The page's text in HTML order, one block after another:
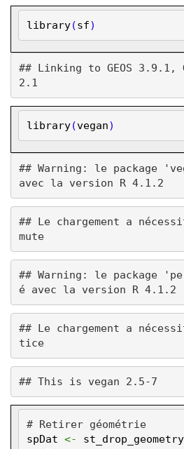
library(sf)
## Linking to GEOS 3.9.1,
library(vegan)
## Warning: le package
## Le chargement a
mute
## Warning: le package
## Le chargement a
tice
# Retirer géométrie
spDat <- st_drop_geometry